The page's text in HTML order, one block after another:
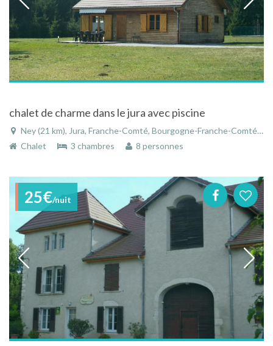
chalet de charme dans le jura avec piscine
Ney (21 km), Jura, Franche-Comté, Bourgogne-Franche-Comté, France
Chalet
3 chambres 8 personnes
25€/nuit